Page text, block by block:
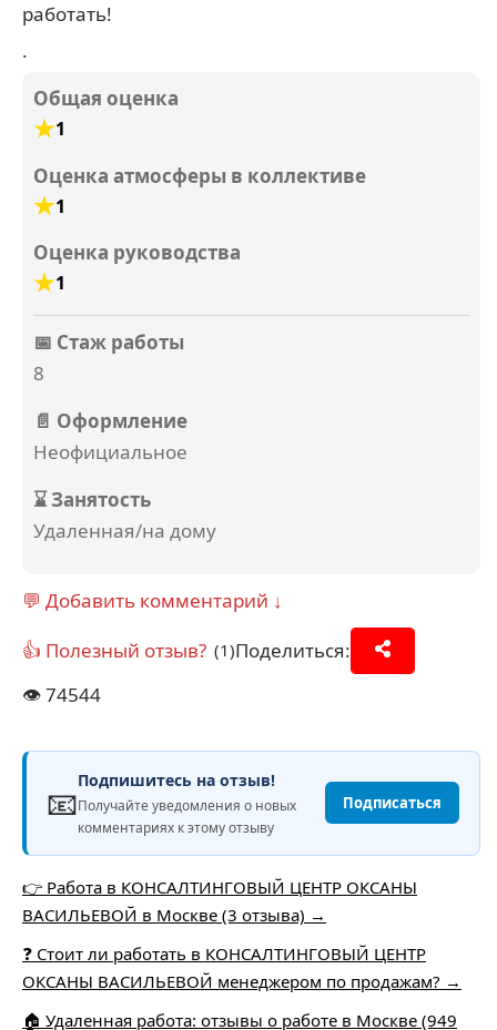
работать!
.
Общая оценка
1
Оценка атмосферы в коллективе
1
Оценка руководства
1
📅 Стаж работы
8
📄 Оформление
Неофициальное
⌛ Занятость
Удаленная/на дому
💬 Добавить комментарий ↓
👍 Полезный отзыв? (1)Поделиться:
👁️74544
📧
Подпишитесь на отзыв!
Получайте уведомления о новых
комментариях к этому отзыву
Подписаться
👉 Работа в КОНСАЛТИНГОВЫЙ ЦЕНТР ОКСАНЫ
ВАСИЛЬЕВОЙ в Москве (3 отзыва) →
❓ Стоит ли работать в КОНСАЛТИНГОВЫЙ ЦЕНТР
ОКСАНЫ ВАСИЛЬЕВОЙ менеджером по продажам? →
🏠 Удаленная работа: отзывы о работе в Москве (949